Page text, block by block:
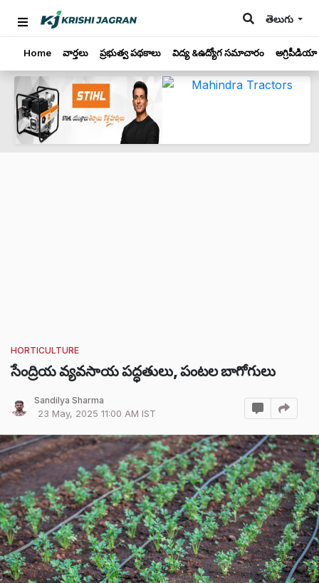
తెలుగు
Home వార్తలు ప్రభుత్వ పథకాలు విద్య &ఉద్యోగ సమాచారం అగ్రిపీడియా
HORTICULTURE
సేంద్రియ వ్యవసాయ పద్ధతులు, పంటల బాగోగులు
Sandilya Sharma
23 May, 2025 11:00 AM IST